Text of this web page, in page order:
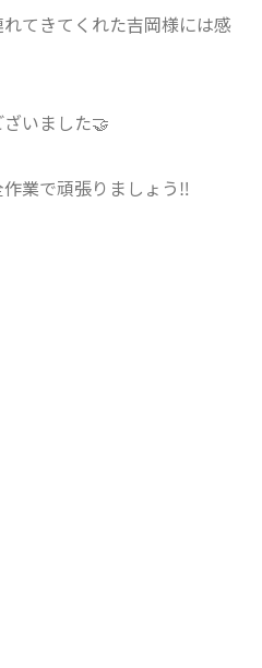
てきてくれた吉岡様には感
いました🤝
業で頑張りましょう‼️